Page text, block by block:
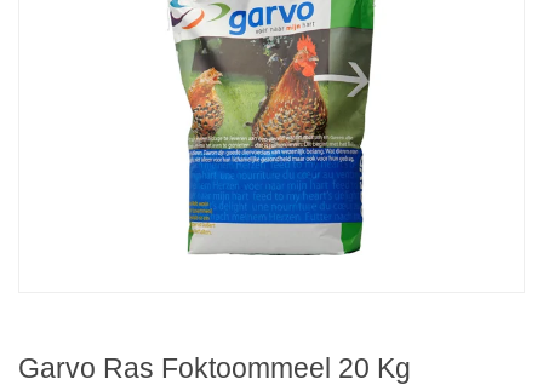
Garvo Ras Foktoommeel 20 Kg